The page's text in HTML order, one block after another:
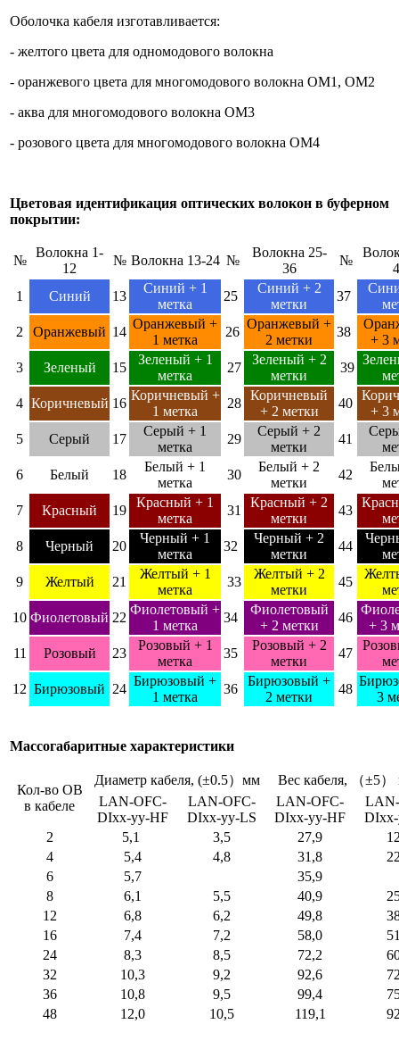
Оболочка кабеля изготавливается:
- желтого цвета для одномодового волокна
- оранжевого цвета для многомодового волокна OM1, OM2
- аква для многомодового волокна OM3
- розового цвета для многомодового волокна OM4
Цветовая идентификация оптических волокон в буферном
покрытии:
№
Волокна 1-
12
№ Волокна 13-24 №
Волокна 25-
36
№
1
Синий 13
Синий + 1
метка
25
Синий + 2
метки
37
2
Оранжевый 14
Оранжевый +
1 метка
26
Оранжевый +
2 метки
38
+ 3
3
Зеленый 15
Зеленый + 1
метка
27
Зеленый + 2
метки
39
4 Коричневый 16
Коричневый +
1 метка
28
Коричневый
+ 2 метки
40
+ 3
5
Серый 17
Серый + 1
метка
29
Серый + 2
метки
41
6
Белый 18
Белый + 1
метка
30
Белый + 2
метки
42
7
Красный 19
Красный + 1
метка
31
Красный + 2
метки
43
8
Черный 20
Черный + 1
метка
32
Черный + 2
метки
44
9
Желтый 21
Желтый + 1
метка
33
Желтый + 2
метки
45
10 Фиолетовый 22
Фиолетовый +
1 метка
34
Фиолетовый
+ 2 метки
46
+ 3
11
Розовый 23
Розовый + 1
метка
35
Розовый + 2
метки
47
12 Бирюзовый 24
Бирюзовый +
1 метка
36
Бирюзовый +
2 метки
48
3
Массогабаритные характеристики
Кол-во ОВ
в кабеле
Диаметр кабеля, (±0.5）мм
Вес кабеля, （±5）
LAN-OFC-
DIxx-yy-HF
LAN-OFC-
DIxx-yy-LS
LAN-OFC-
DIxx-yy-HF
2
5,1 3,5 27,9
4
5,4 4,8 31,8
6
5,7
35,9
8
6,1 5,5 40,9
12
6,8 6,2 49,8
16
7,4 7,2 58,0
24
8,3 8,5 72,2
32
10,3 9,2 92,6
36
10,8 9,5 99,4
48
12,0 10,5 119,1